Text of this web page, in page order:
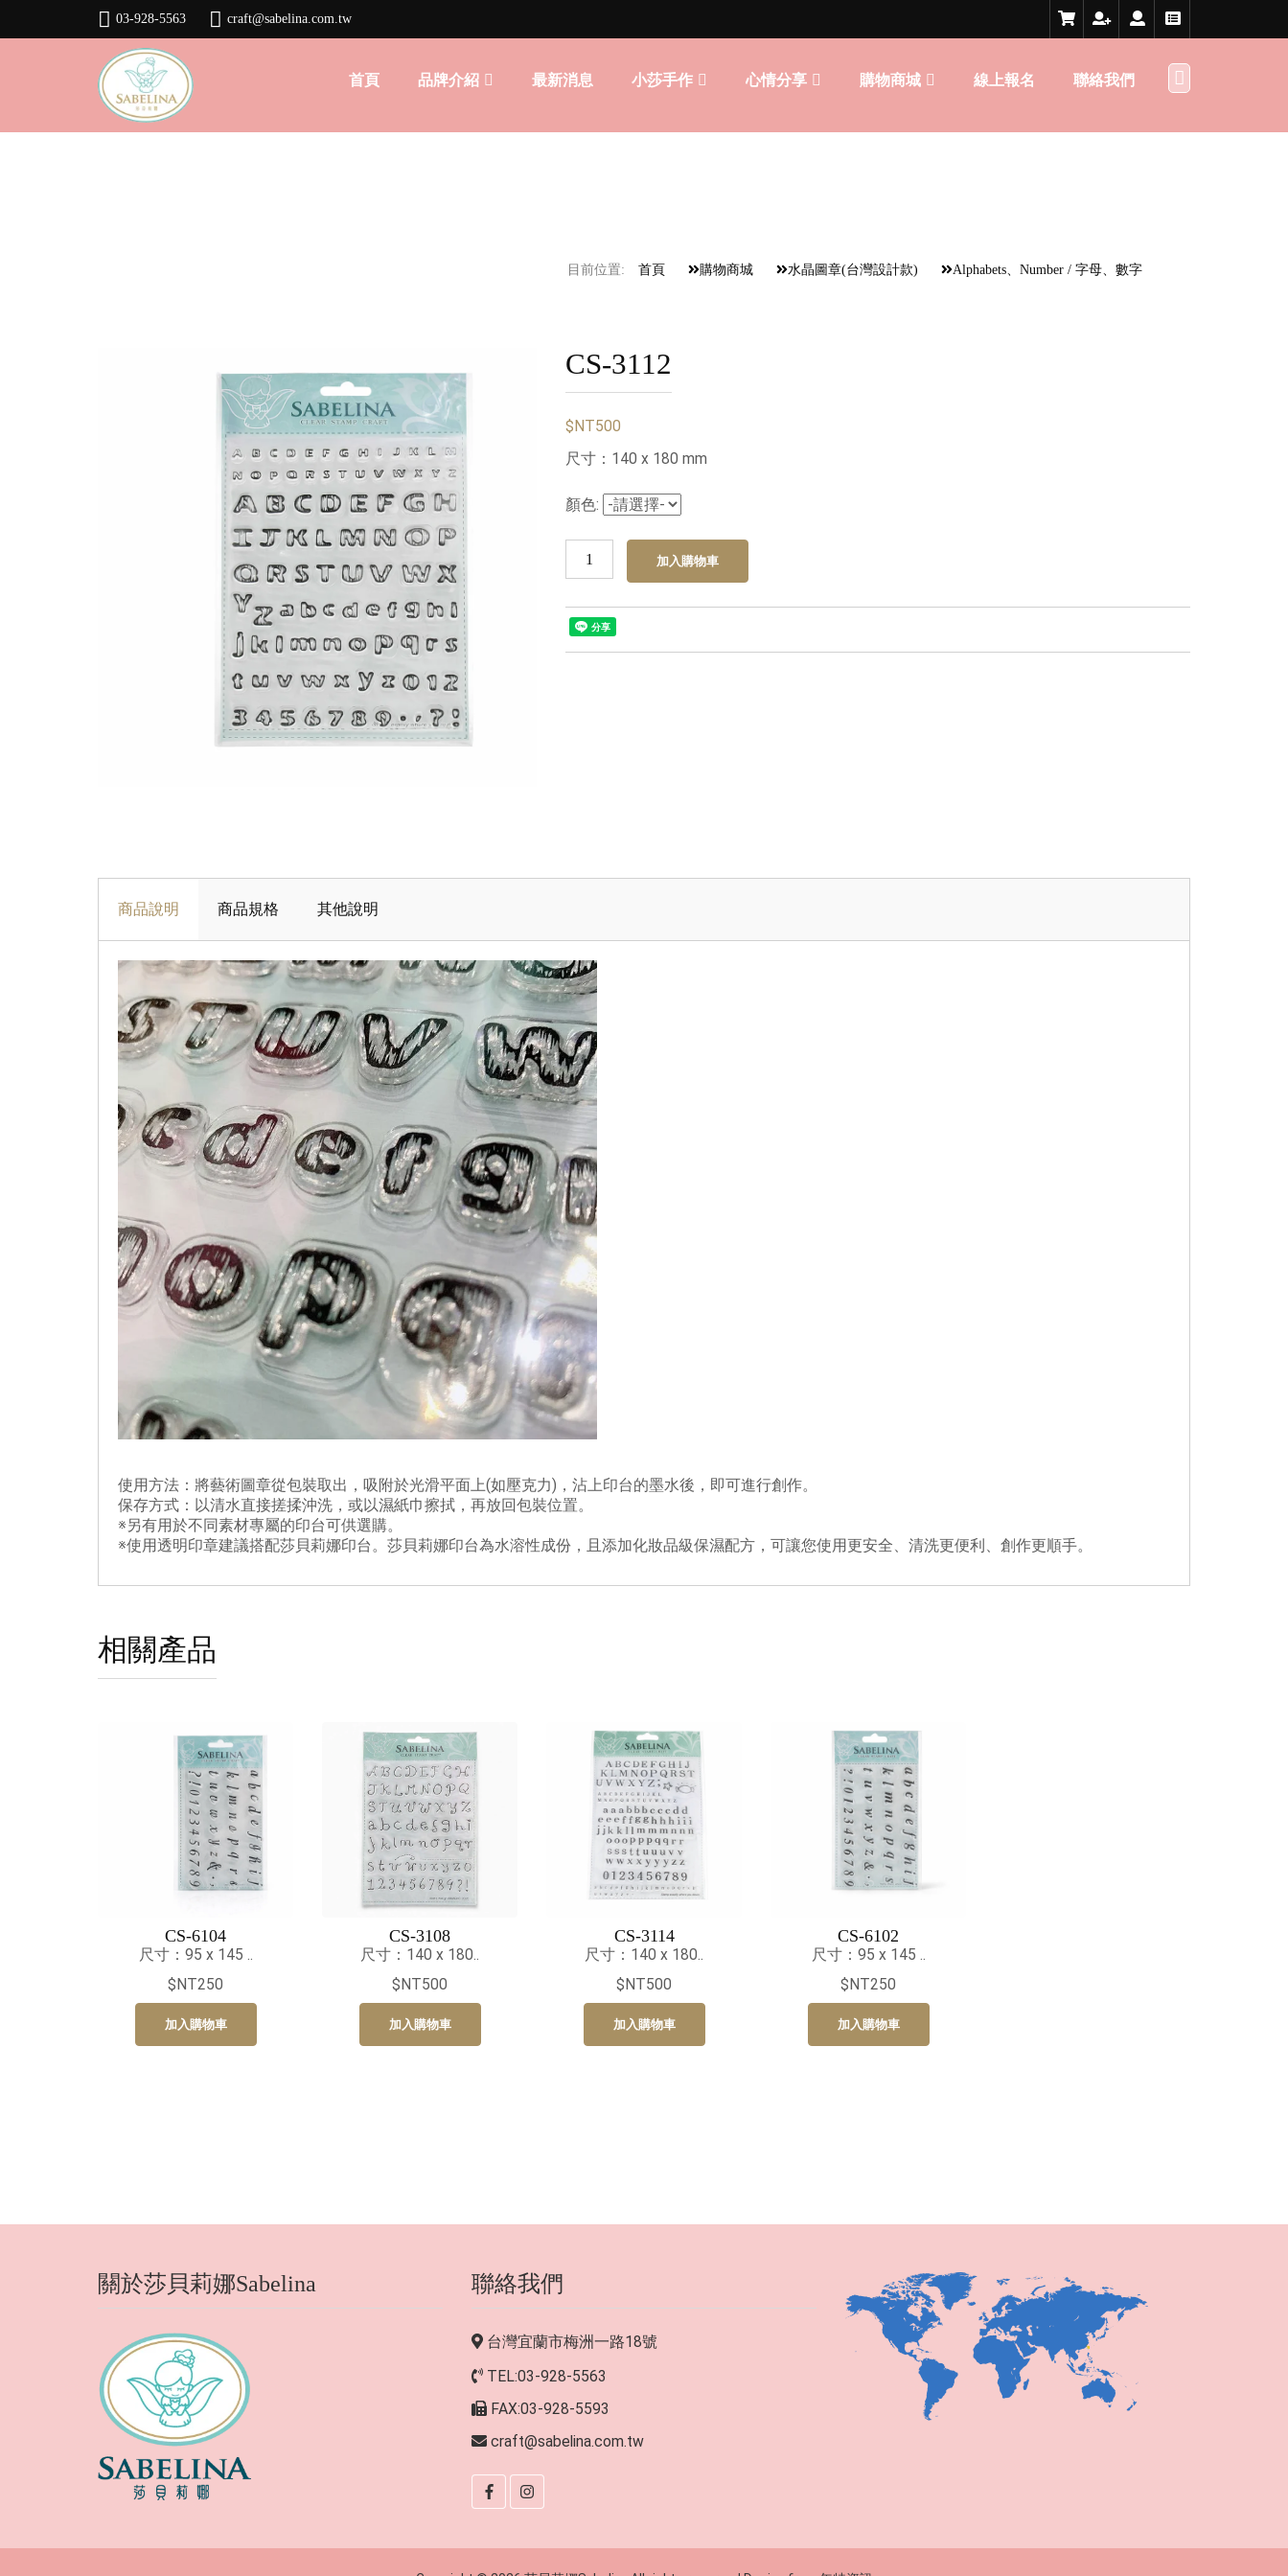
03-928-5563 craft@sabelina.com.tw
首頁 品牌介紹 最新消息 小莎手作 心情分享 購物商城 線上報名 聯絡我們
目前位置: 首頁 購物商城 水晶圖章(台灣設計款) Alphabets、Number / 字母、數字
CS-3112
$NT500
尺寸：140 x 180 mm
顏色:
商品說明 商品規格 其他說明
使用方法：將藝術圖章從包裝取出，吸附於光滑平面上(如壓克力)，沾上印台的墨水後，即可進行創作。
保存方式：以清水直接搓揉沖洗，或以濕紙巾擦拭，再放回包裝位置。
※另有用於不同素材專屬的印台可供選購。
※使用透明印章建議搭配莎貝莉娜印台。莎貝莉娜印台為水溶性成份，且添加化妝品級保濕配方，可讓您使用更安全、清洗更便利、創作更順手。
相關產品
CS-6104
尺寸：95 x 145 ..
$NT250
加入購物車
CS-3108
尺寸：140 x 180..
$NT500
加入購物車
CS-3114
尺寸：140 x 180..
$NT500
加入購物車
CS-6102
尺寸：95 x 145 ..
$NT250
加入購物車
關於莎貝莉娜Sabelina 聯絡我們
台灣宜蘭市梅洲一路18號
TEL:03-928-5563
FAX:03-928-5593
craft@sabelina.com.tw